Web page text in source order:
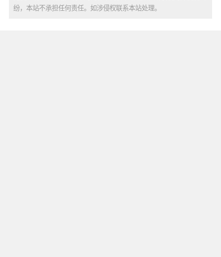
纷，本站不承担任何责任。如涉侵权联系本站处理。